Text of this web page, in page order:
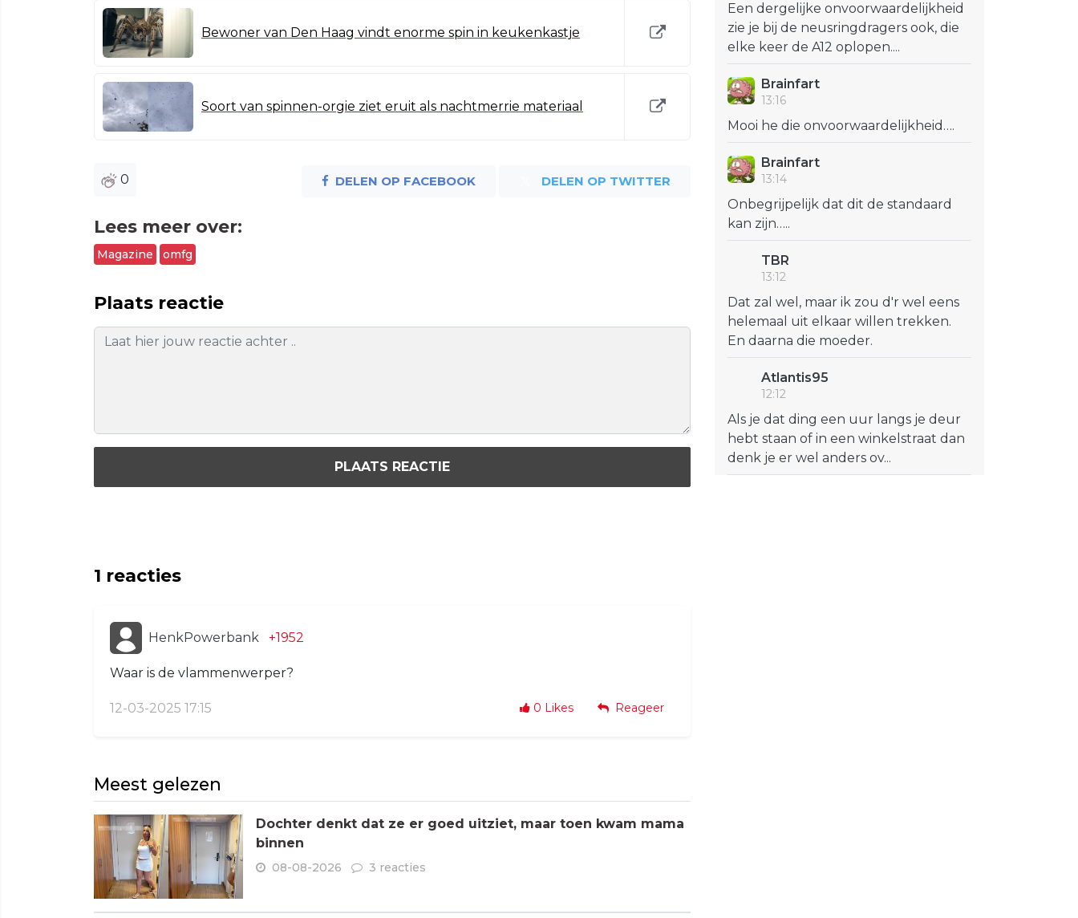
Bewoner van Den Haag vindt enorme spin in keukenkastje
Soort van spinnen-orgie ziet eruit als nachtmerrie materiaal
0 DELEN OP FACEBOOK DELEN OP TWITTER
Lees meer over:
Magazine omfg
Plaats reactie
PLAATS REACTIE
1 reacties
HenkPowerbank +1952
Waar is de vlammenwerper?
12-03-2025 17:15 0 Likes Reageer
Meest gelezen
Dochter denkt dat ze er goed uitziet, maar toen kwam mama
binnen
08-08-2026 3 reacties
Een dergelijke onvoorwaardelijkheid
zie je bij de neusringdragers ook, die
elke keer de A12 oplopen....
Brainfart
13:16
Mooi he die onvoorwaardelijkheid….
Brainfart
13:14
Onbegrijpelijk dat dit de standaard
kan zijn…..
TBR
13:12
Dat zal wel, maar ik zou d'r wel eens
helemaal uit elkaar willen trekken.
En daarna die moeder.
Atlantis95
12:12
Als je dat ding een uur langs je deur
hebt staan of in een winkelstraat dan
denk je er wel anders ov...